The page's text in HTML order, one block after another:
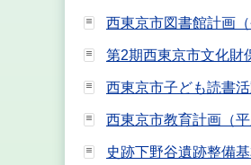
西東京市図書館計画
第2期西東京市文化財
西東京市子ども読書
西東京市教育計画（
史跡下野谷遺跡整備